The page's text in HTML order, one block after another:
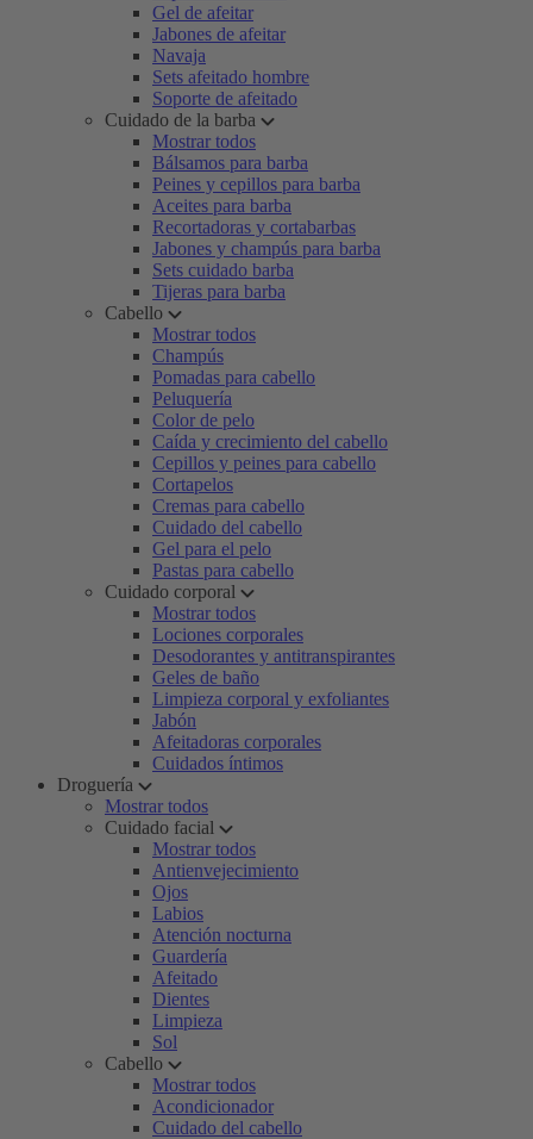
Gel de afeitar
Jabones de afeitar
Navaja
Sets afeitado hombre
Soporte de afeitado
Cuidado de la barba
Mostrar todos
Bálsamos para barba
Peines y cepillos para barba
Aceites para barba
Recortadoras y cortabarbas
Jabones y champús para barba
Sets cuidado barba
Tijeras para barba
Cabello
Mostrar todos
Champús
Pomadas para cabello
Peluquería
Color de pelo
Caída y crecimiento del cabello
Cepillos y peines para cabello
Cortapelos
Cremas para cabello
Cuidado del cabello
Gel para el pelo
Pastas para cabello
Cuidado corporal
Mostrar todos
Lociones corporales
Desodorantes y antitranspirantes
Geles de baño
Limpieza corporal y exfoliantes
Jabón
Afeitadoras corporales
Cuidados íntimos
Droguería
Mostrar todos
Cuidado facial
Mostrar todos
Antienvejecimiento
Ojos
Labios
Atención nocturna
Guardería
Afeitado
Dientes
Limpieza
Sol
Cabello
Mostrar todos
Acondicionador
Cuidado del cabello